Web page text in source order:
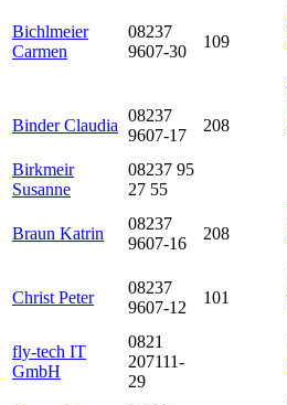
Bichlmeier
Carmen
08237
9607-30
109
Binder Claudia
08237
9607-17
208
Birkmeir
Susanne
08237 95
27 55
Braun Katrin
08237
9607-16
208
Christ Peter
08237
9607-12
101
fly-tech IT
GmbH
0821
207111-
29